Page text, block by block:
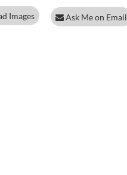
Images Ask Me on Email